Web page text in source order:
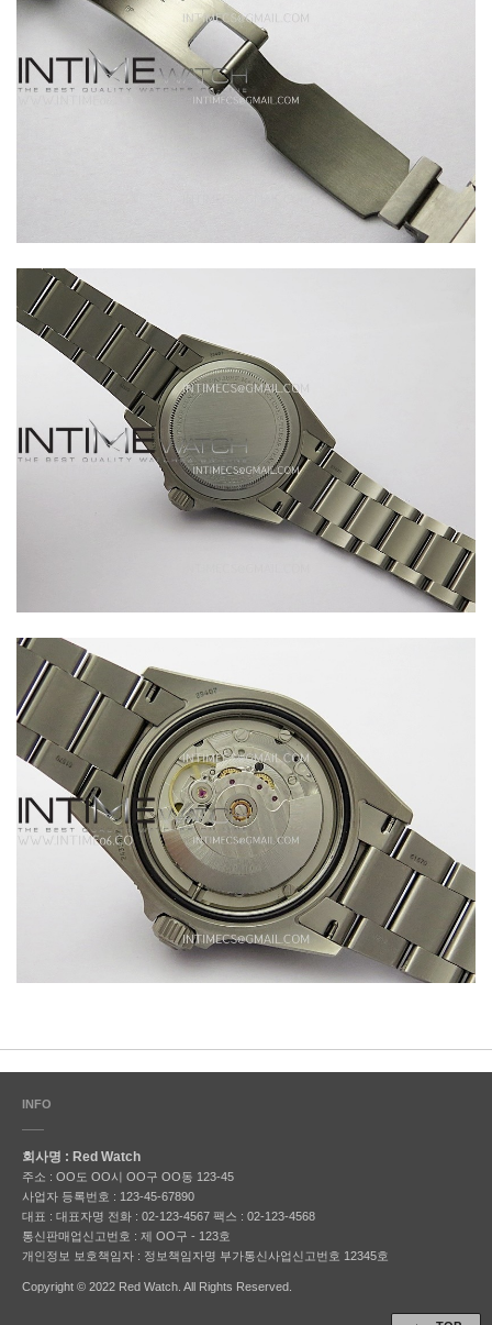
INFO
회사명 : Red Watch
주소 : OO도 OO시 OO구 OO동 123-45
사업자 등록번호 : 123-45-67890
대표 : 대표자명 전화 : 02-123-4567 팩스 : 02-123-4568
통신판매업신고번호 : 제 OO구 - 123호
개인정보 보호책임자 : 정보책임자명 부가통신사업신고번호 12345호
Copyright © 2022 Red Watch. All Rights Reserved.